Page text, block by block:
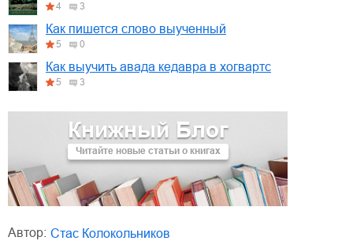
Книжный Блог
Читайте новые статьи о книгах
4 3
Как пишется слово выученный
5 0
Как выучить авада кедавра в хогвартс
5 3
Автор:
Стас Колокольников